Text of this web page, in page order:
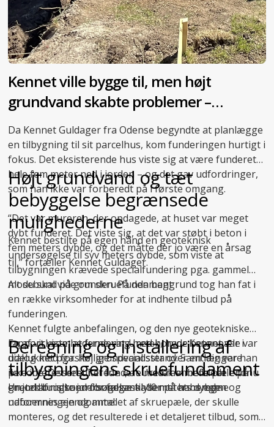
Kennet ville bygge til, men højt
grundvand skabte problemer –
skruepæle blev redningen
Da Kennet Guldager fra Odense begyndte at planlægge
en tilbygning til sit parcelhus, kom funderingen hurtigt i
fokus. Det eksisterende hus viste sig at være funderet
hele fem meter ned i jorden – og det gav udfordringer,
som han ikke var forberedt på i første omgang.
“Det var mureren, der opdagede, at huset var meget
dybt funderet. Det viste sig, at det var støbt i beton i
fem meters dybde, og det måtte der jo være en årsag
til,” fortæller Kennet Guldager.
Højt grundvand og tæt
bebyggelse begrænsede
mulighederne
Kennet bestilte på egen hånd en geoteknisk
undersøgelse til syv meters dybde, som viste at
tilbygningen krævede specialfundering pga. gammel
mosebund på grunden. På den baggrund tog han fat i
en række virksomheder for at indhente tilbud på
funderingen.
En af virksomhederne var Uretek, hvor Kennet var i
dialog med forskellige specialister over en længere
periode. Det resulterede i, at Uretek anbefalede endnu
enjordbundsundersøgelsetil 10 meters dybde.
Alt du skal vide om skruefundament
Kennet fulgte anbefalingen, og den nye geotekniske
rapport viste, at fundering med borede betonpæle var
udelukket pga. høj grundvandsstand. Samtidig var han
ikke interesseret i at fundere med rammede pæle på
grund af risikoen for følgeskader på hans egen og
naboernes ejendomme:
Beregning og installering af
tilbygningens skruefundament
Uretek brugte jordbundsanalysen til at beregne
udformningen og antallet af skruepæle, der skulle
monteres, og det resulterede i et detaljeret tilbud, som